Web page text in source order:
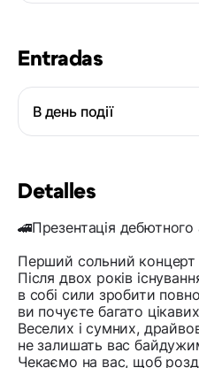
Entradas
В день події
Detalles
🚄Презентація
Перший сольний концерт
Після двох років
в собі сили зробити
ви почуєте багато цікавих
Веселих і сумних,
не залишать вас
Чекаємо на вас, щоб